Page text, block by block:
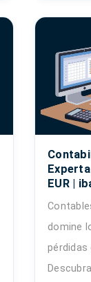
EUR |
domine
pérdidas